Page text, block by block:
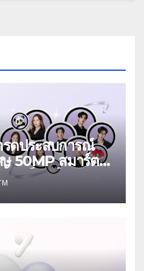
ดประสบการณ์
ษ 50MP สมาร์ต
ทุกช็อต ใน
Series 5G
มิถุนายนนี้